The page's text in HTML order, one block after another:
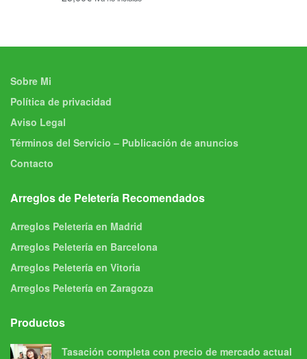
Sobre Mi
Política de privacidad
Aviso Legal
Términos del Servicio – Publicación de anuncios
Contacto
Arreglos de Peletería Recomendados
Arreglos Peletería en Madrid
Arreglos Peletería en Barcelona
Arreglos Peletería en Vitoria
Arreglos Peletería en Zaragoza
Productos
Tasación completa con precio de mercado actual